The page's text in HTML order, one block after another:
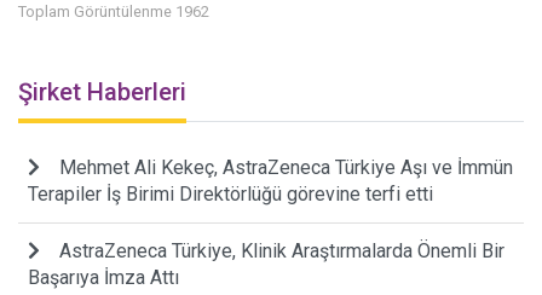
Toplam Görüntülenme 1962
Şirket Haberleri
Mehmet Ali Kekeç, AstraZeneca Türkiye Aşı ve İmmün
Terapiler İş Birimi Direktörlüğü görevine terfi etti
AstraZeneca Türkiye, Klinik Araştırmalarda Önemli Bir
Başarıya İmza Attı